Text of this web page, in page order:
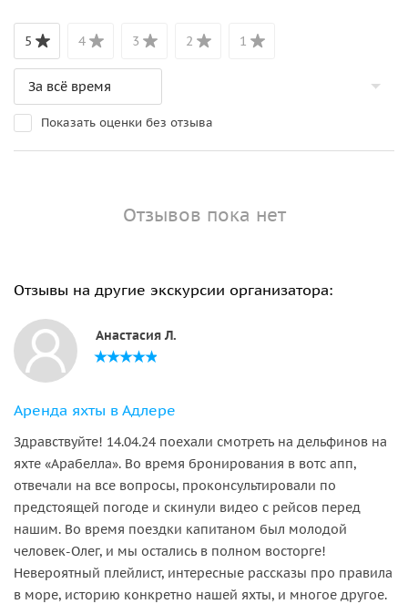
5 4 3 2 1
Показать оценки без отзыва
Отзывов пока нет
Отзывы на другие экскурсии организатора:
Анастасия Л.
Аренда яхты в Адлере
Здравствуйте! 14.04.24 поехали смотреть на дельфинов на
яхте «Арабелла». Во время бронирования в вотс апп,
отвечали на все вопросы, проконсультировали по
предстоящей погоде и скинули видео с рейсов перед
нашим. Во время поездки капитаном был молодой
человек-Олег, и мы остались в полном восторге!
Невероятный плейлист, интересные рассказы про правила
в море, историю конкретно нашей яхты, и многое другое.